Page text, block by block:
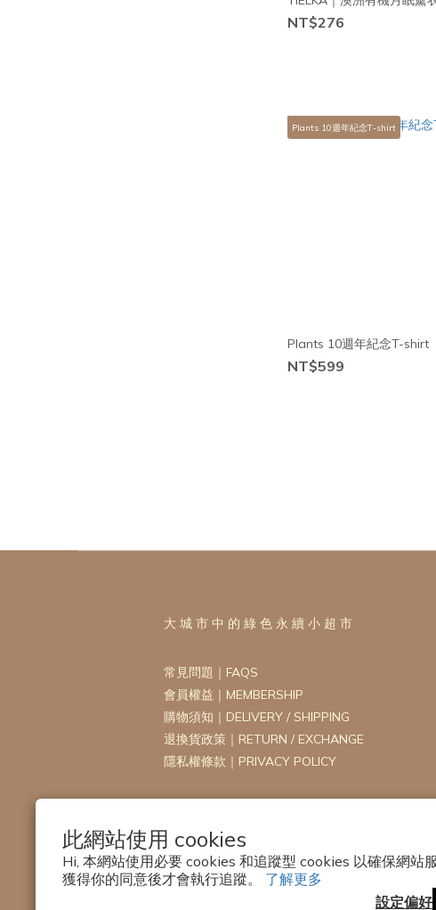
此網站使用 cookies
Hi, 本網站使用必要 cookies 和追蹤型 cookies 以確保網站
獲得你的同意後才會執行追蹤。 了解更多
設定偏好
NT$276
Plants 10週年紀念T-shirt
Plants 10週年紀念T-shirt
NT$599
大 城 市 中 的 綠 色 永 續 小 超 市
常見問題｜FAQS
會員權益｜MEMBERSHIP
購物須知｜DELIVERY / SHIPPING
退換貨政策｜RETURN / EXCHANGE
隱私權條款｜PRIVACY POLICY